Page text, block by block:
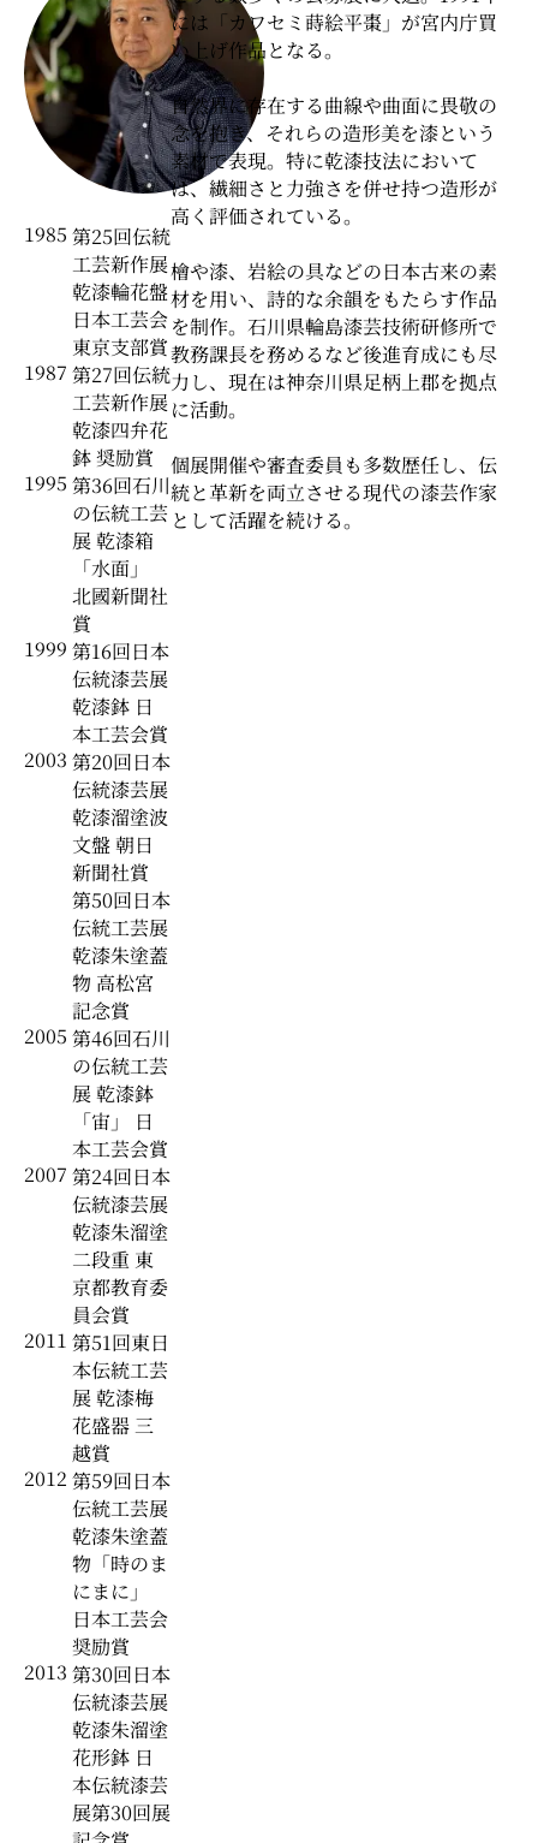
1985 第25回伝統
工芸新作展
乾漆輪花盤
日本工芸会
東京支部賞
1987 第27回伝統
工芸新作展
乾漆四弁花
鉢 奨励賞
1995 第36回石川
の伝統工芸
展 乾漆箱
「水面」
北國新聞社
賞
1999 第16回日本
伝統漆芸展
乾漆鉢 日
本工芸会賞
2003 第20回日本
伝統漆芸展
乾漆溜塗波
文盤 朝日
新聞社賞
第50回日本
伝統工芸展
乾漆朱塗蓋
物 高松宮
記念賞
2005 第46回石川
の伝統工芸
展 乾漆鉢
「宙」 日
本工芸会賞
2007 第24回日本
伝統漆芸展
乾漆朱溜塗
二段重 東
京都教育委
員会賞
2011 第51回東日
本伝統工芸
展 乾漆梅
花盛器 三
越賞
2012 第59回日本
伝統工芸展
乾漆朱塗蓋
物「時のま
にまに」
日本工芸会
奨励賞
2013 第30回日本
伝統漆芸展
乾漆朱溜塗
花形鉢 日
本伝統漆芸
展第30回展
には「カワセミ蒔絵平棗」が宮内庁買
い上げ作品となる。
自然界に存在する曲線や曲面に畏敬の
念を抱き、それらの造形美を漆という
素材で表現。特に乾漆技法において
は、繊細さと力強さを併せ持つ造形が
高く評価されている。
檜や漆、岩絵の具などの日本古来の素
材を用い、詩的な余韻をもたらす作品
を制作。石川県輪島漆芸技術研修所で
教務課長を務めるなど後進育成にも尽
力し、現在は神奈川県足柄上郡を拠点
に活動。
個展開催や審査委員も多数歴任し、伝
統と革新を両立させる現代の漆芸作家
として活躍を続ける。